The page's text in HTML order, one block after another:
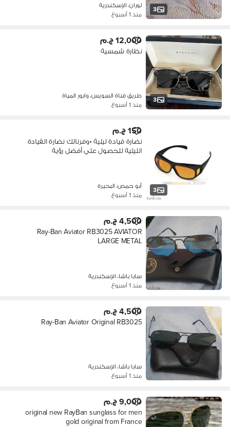
3
لوران، الإسكندرية
منذ 1 أسبوع
3
12,000 ج.م
نظارة شمسية
طريق قناة السويس، وابور المياة
منذ 1 أسبوع
3
150 ج.م
نضارة قيادة ليلية •وفرنالك نضارة القيادة
الليلية للحصول علي أفضل رؤية
أبو حمص، البحيرة
منذ 1 أسبوع
4,500 ج.م
Ray-Ban Aviator RB3025 AVIATOR
LARGE METAL
سابا باشا، الإسكندرية
منذ 1 أسبوع
4,500 ج.م
Ray-Ban Aviator Original RB3025
سابا باشا، الإسكندرية
منذ 1 أسبوع
9,000 ج.م
original new RayBan sunglass for men
gold original from France